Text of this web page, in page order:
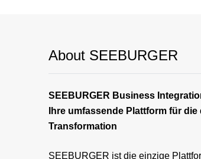
About SEEBURGER
SEEBURGER Business
Ihre umfassende Plattform für die
Transformation
SEEBURGER ist die einzige